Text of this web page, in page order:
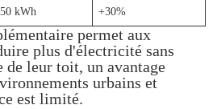
kWh +30%
permet aux
plus d'électricité sans
de leur toit, un avantage
urbains et
est limité.